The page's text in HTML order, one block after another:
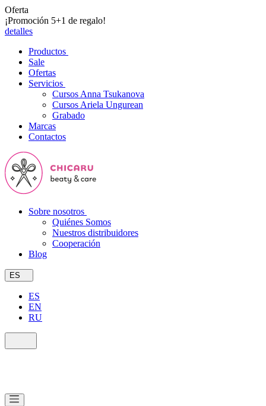
Oferta
¡Promoción 5+1 de regalo!
detalles
Productos
Sale
Ofertas
Servicios
Cursos Anna Tsukanova
Cursos Ariela Ungurean
Grabado
Marcas
Contactos
Sobre nosotros
Quiénes Somos
Nuestros distribuidores
Cooperación
Blog
ES
ES
EN
RU